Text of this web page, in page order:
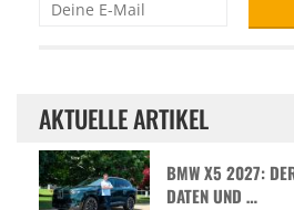
AKTUELLE ARTIKEL
BMW X5 2027:
ATEN UND …